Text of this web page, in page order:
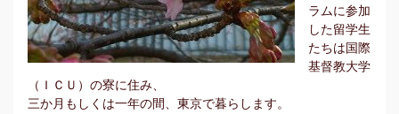
ラムに参加
した留学生
たちは国際
基督教大学
（ＩＣＵ）の寮に住み、
三か月もしくは一年の間、東京で暮らします。